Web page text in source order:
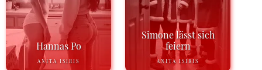
Hannas Po
ANITA ISIRIS
Simone lässt sich
feiern
ANITA ISIRIS